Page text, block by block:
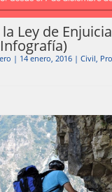
la Ley de
| 14 enero, 2016| Civil,